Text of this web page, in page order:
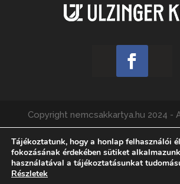
Copyright nemcsakkartya.hu 2024 -
webshopot üzemelteti az Ulzinger
Füzes Ádám.
Tájékoztatunk, hogy a honlap felhasználói
fokozásának érdekében sütiket
használatával a tájékoztatásunkat
Részletek